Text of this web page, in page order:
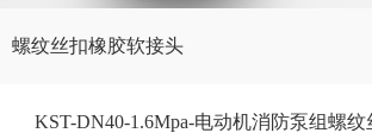
螺纹丝扣橡胶软接头
KST-DN40-1.6Mpa-电动机消防泵组螺